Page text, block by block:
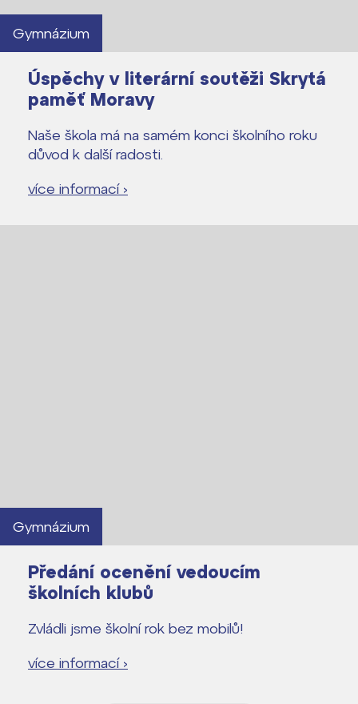
Gymnázium
Úspěchy v literární soutěži Skrytá
paměť Moravy
Naše škola má na samém konci školního roku
důvod k další radosti.
více informací ›
Gymnázium
Předání ocenění vedoucím
školních klubů
Zvládli jsme školní rok bez mobilů!
více informací ›